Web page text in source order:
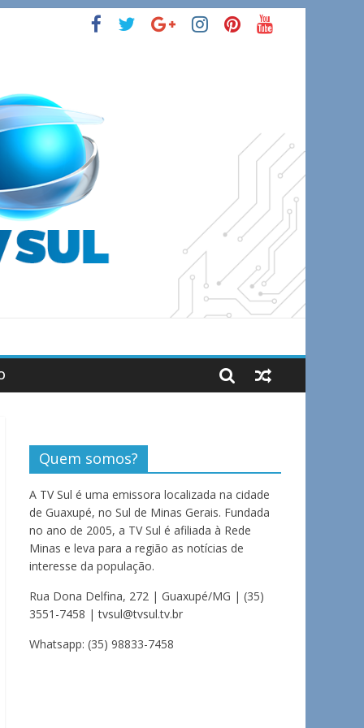
Quem somos?
A TV Sul é uma emissora localizada na cidade
de Guaxupé, no Sul de Minas Gerais. Fundada
no ano de 2005, a TV Sul é afiliada à Rede
Minas e leva para a região as notícias de
interesse da população.
Rua Dona Delfina, 272 | Guaxupé/MG | (35)
3551-7458 | tvsul@tvsul.tv.br
Whatsapp: (35) 98833-7458